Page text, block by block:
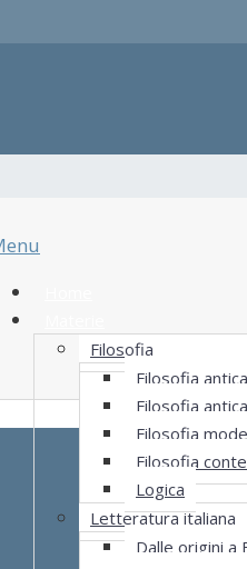
Filosofia
Filosofia
Filosofia
Filosofia
Filosofia
Logica
Letteratura italiana
Dalle origini a